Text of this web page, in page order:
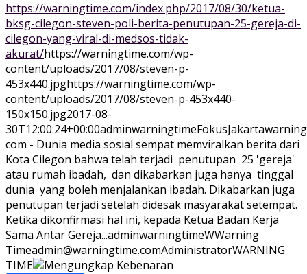
https://warningtime.com/index.php/2017/08/30/ketua-
bksg-cilegon-steven-poli-berita-penutupan-25-gereja-di-
cilegon-yang-viral-di-medsos-tidak-
akurat/https://warningtime.com/wp-
content/uploads/2017/08/steven-p-
453x440.jpghttps://warningtime.com/wp-
content/uploads/2017/08/steven-p-453x440-
150x150.jpg2017-08-
30T12:00:24+00:00adminwarningtimeFokus
com - Dunia media sosial sempat memviralkan berita dari
Kota Cilegon bahwa telah terjadi penutupan 25 'gereja'
atau rumah ibadah, dan dikabarkan juga hanya tinggal
dunia yang boleh menjalankan ibadah. Dikabarkan juga
penutupan terjadi setelah didesak masyarakat setempat.
Ketika dikonfirmasi hal ini, kepada Ketua Badan Kerja
Sama Antar Gereja...adminwarningtimeWWarning
Timeadmin@warningtime.comAdministratorWARNING
TIME